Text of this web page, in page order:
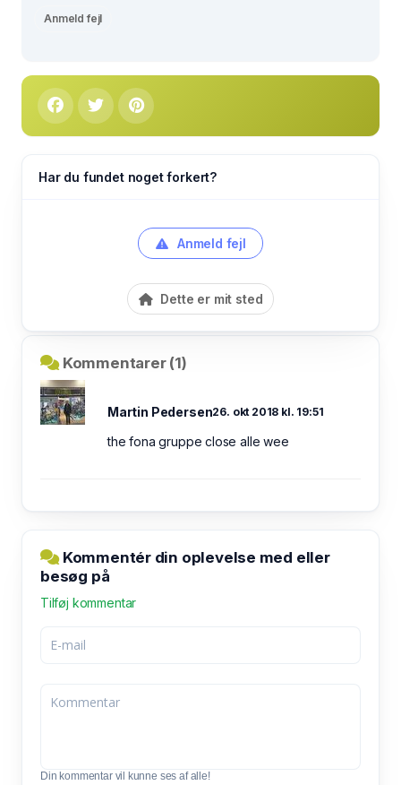
Anmeld fejl
Har du fundet noget forkert?
Anmeld fejl
Dette er mit sted
Kommentarer (1)
Martin Pedersen26. okt 2018 kl. 19:51
the fona gruppe close alle wee
Kommentér din oplevelse med eller
besøg på
Tilføj kommentar
Din kommentar vil kunne ses af alle!